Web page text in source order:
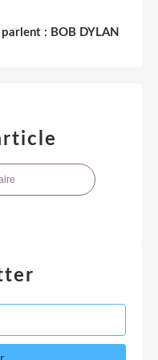
: BOB DYLAN